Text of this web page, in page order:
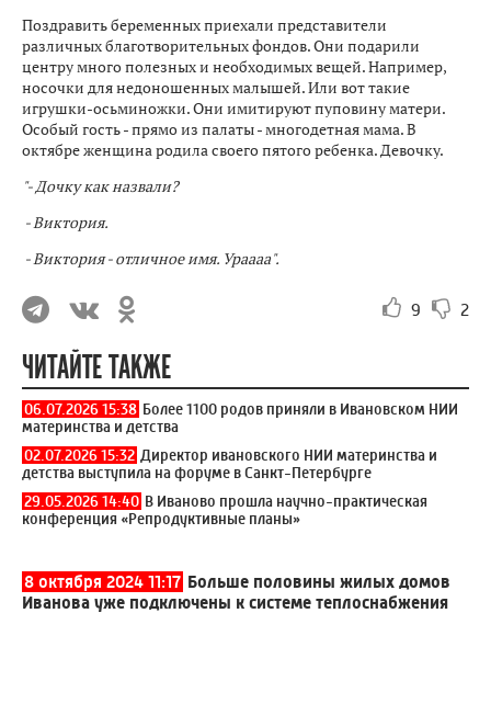
Поздравить беременных приехали представители
различных благотворительных фондов. Они подарили
центру много полезных и необходимых вещей. Например,
носочки для недоношенных малышей. Или вот такие
игрушки-осьминожки. Они имитируют пуповину матери.
Особый гость - прямо из палаты - многодетная мама. В
октябре женщина родила своего пятого ребенка. Девочку.
"- Дочку как назвали?
- Виктория.
- Виктория - отличное имя. Ураааа".
9 2
ЧИТАЙТЕ ТАКЖЕ
06.07.2026 15:38 Более 1100 родов приняли в Ивановском НИИ
материнства и детства
02.07.2026 15:32 Директор ивановского НИИ материнства и
детства выступила на форуме в Санкт-Петербурге
29.05.2026 14:40 В Иваново прошла научно-практическая
конференция «Репродуктивные планы»
8 октября 2024 11:17 Больше половины жилых домов
Иванова уже подключены к системе теплоснабжения